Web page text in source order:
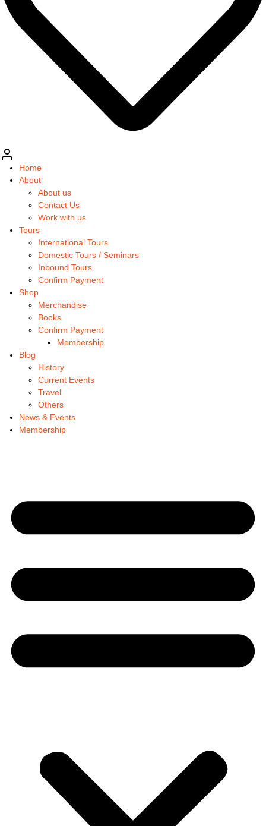
Home
About
About us
Contact Us
Work with us
Tours
International Tours
Domestic Tours / Seminars
Inbound Tours
Confirm Payment
Shop
Merchandise
Books
Confirm Payment
Membership
Blog
History
Current Events
Travel
Others
News & Events
Membership